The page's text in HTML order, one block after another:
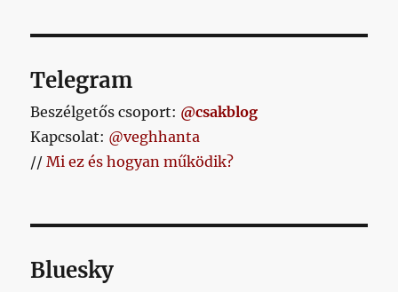
Telegram
Beszélgetős csoport: @csakblog
Kapcsolat: @veghhanta
//Mi ez és hogyan működik?
Bluesky